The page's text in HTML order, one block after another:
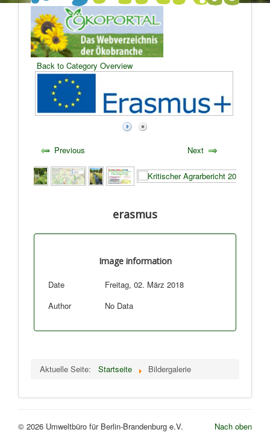
Back to Category Overview
Previous Next
erasmus
Image information
Date
Freitag, 02. März 2018
Author
No Data
Aktuelle Seite: Startseite Bildergalerie
Nach oben
© 2026 Umweltbüro für Berlin-Brandenburg e.V.